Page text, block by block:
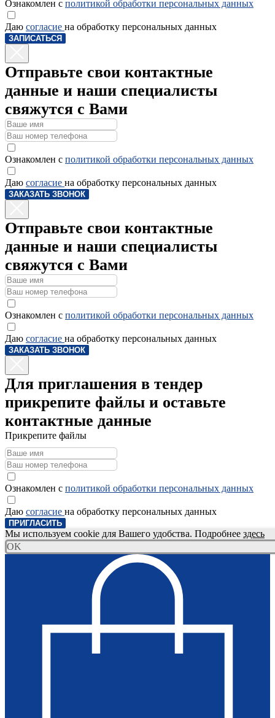
Ознакомлен с политикой обработки персональных данных
Даю согласие на обработку персональных данных
ЗАПИСАТЬСЯ
Отправьте свои контактные
данные и наши специалисты
свяжутся с Вами
Ознакомлен с политикой обработки персональных данных
Даю согласие на обработку персональных данных
ЗАКАЗАТЬ ЗВОНОК
Отправьте свои контактные
данные и наши специалисты
свяжутся с Вами
Ознакомлен с политикой обработки персональных данных
Даю согласие на обработку персональных данных
ЗАКАЗАТЬ ЗВОНОК
Для приглашения в тендер
прикрепите файлы и оставьте
контактные данные
Прикрепите файлы
Ознакомлен с политикой обработки персональных данных
Даю согласие на обработку персональных данных
ПРИГЛАСИТЬ
Мы используем cookie для Вашего удобства. Подробнее здесь
OK